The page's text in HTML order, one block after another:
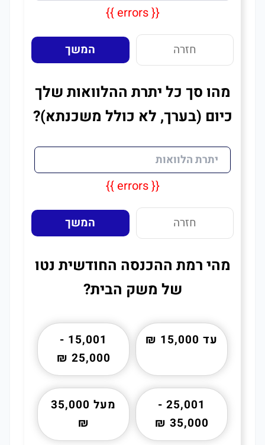
{{ errors }}
חזרה המשך
מהו סך כל יתרת ההלוואות שלך
כיום (בערך, לא כולל משכנתא)?
{{ errors }}
חזרה המשך
מהי רמת ההכנסה החודשית נטו
של משק הבית?
עד 15,000 ₪
15,001 -
25,000 ₪
25,001 -
35,000 ₪
מעל 35,000
₪